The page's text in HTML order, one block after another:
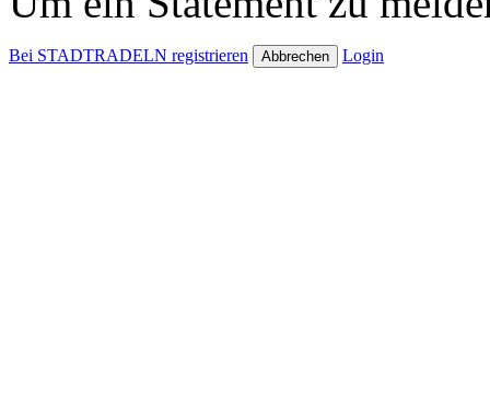
Bei STADTRADELN registrieren Abbrechen Login